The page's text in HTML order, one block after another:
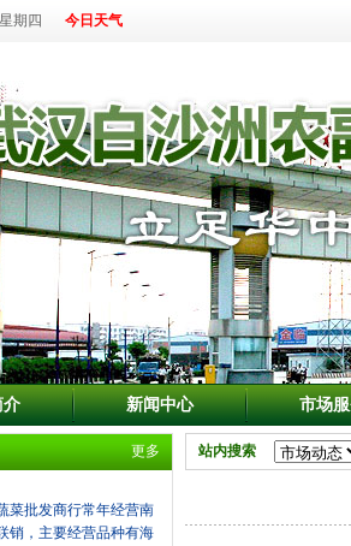
期四 今日天气
介 新闻中心 市场
更多
菜批发商行常年经营南
销，主要经营品种有海
站内搜索